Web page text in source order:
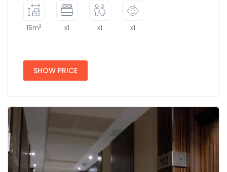
15m2 x1 x1 x1
SHOW PRICE